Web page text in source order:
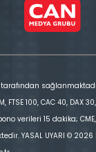
100, CAC 40, DAX
verileri 15 dakika;
YASAL UYARI © 2026